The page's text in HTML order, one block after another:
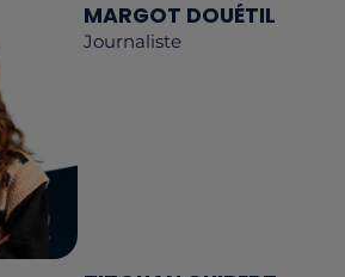
MARGOT DOUÉTIL
Journaliste